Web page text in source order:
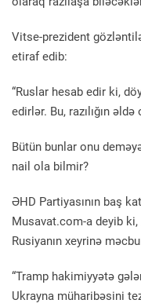
Vitse-prezident
etiraf edib:
“Ruslar hesab edir ki,
edirlər. Bu, razılığın
Bütün bunlar onu
nail ola bilmir?
ƏHD Partiyasının baş
Musavat.com-a deyib
Rusiyanın xeyrinə
“Tramp hakimiyyətə
Ukrayna müharibəsini